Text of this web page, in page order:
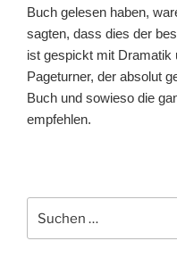
Buch gelesen haben,
sagten, dass dies der
ist gespickt mit Dramatik
Pageturner, der absolut
Buch und sowieso die
empfehlen.
nach: